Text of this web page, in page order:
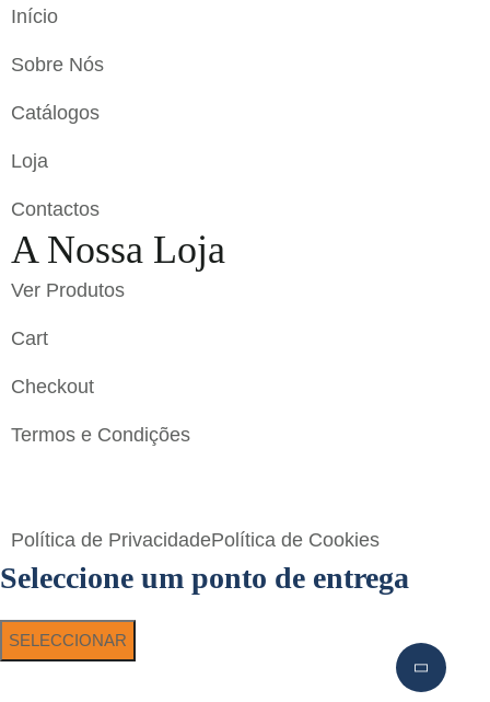
Início
Sobre Nós
Catálogos
Loja
Contactos
A Nossa Loja
Ver Produtos
Cart
Checkout
Termos e Condições
Política de PrivacidadePolítica de Cookies
Seleccione um ponto de entrega
SELECCIONAR